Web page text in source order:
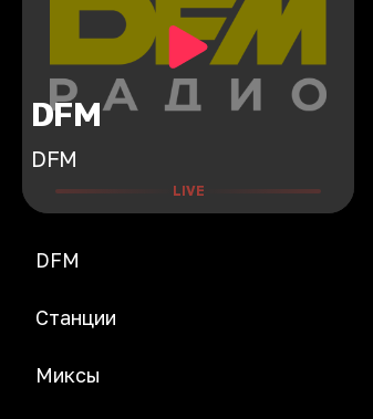
DFM
DFM
LIVE
DFM
Станции
Миксы